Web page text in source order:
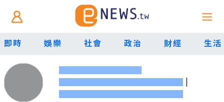
即時 娛樂 社會 政治 財經 生活
|